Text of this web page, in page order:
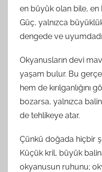
en büyük olan bile, en
Güç, yalnızca
dengede ve
Okyanusların devi
yaşam bulur. Bu
hem de kırılganlığını
bozarsa, yalnızca
de tehlikeye atar.
Çünkü doğada hiçbir
Küçük kril, büyük
okyanusun ruhunu;